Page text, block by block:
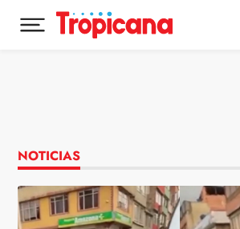
Desplegar menú principal
NOTICIAS